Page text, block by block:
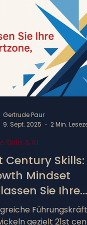
Century Skills:
Mindset
Sie Ihre
jetzt!
gezielt 21st
Skills & KI
Gertrude Paur
9. Sept. 2025
2 Min.